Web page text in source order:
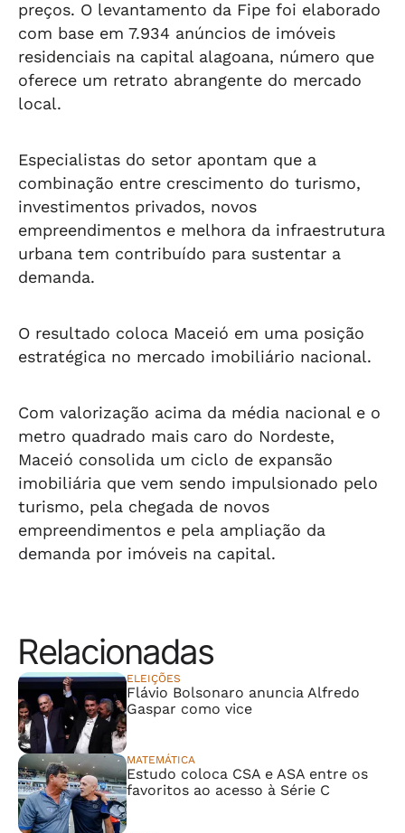
preços. O levantamento da Fipe foi elaborado
com base em 7.934 anúncios de imóveis
residenciais na capital alagoana, número que
oferece um retrato abrangente do mercado
local.
Especialistas do setor apontam que a
combinação entre crescimento do turismo,
investimentos privados, novos
empreendimentos e melhora da infraestrutura
urbana tem contribuído para sustentar a
demanda.
O resultado coloca Maceió em uma posição
estratégica no mercado imobiliário nacional.
Com valorização acima da média nacional e o
metro quadrado mais caro do Nordeste,
Maceió consolida um ciclo de expansão
imobiliária que vem sendo impulsionado pelo
turismo, pela chegada de novos
empreendimentos e pela ampliação da
demanda por imóveis na capital.
Relacionadas
ELEIÇÕES
Flávio Bolsonaro anuncia Alfredo
Gaspar como vice
MATEMÁTICA
Estudo coloca CSA e ASA entre os
favoritos ao acesso à Série C